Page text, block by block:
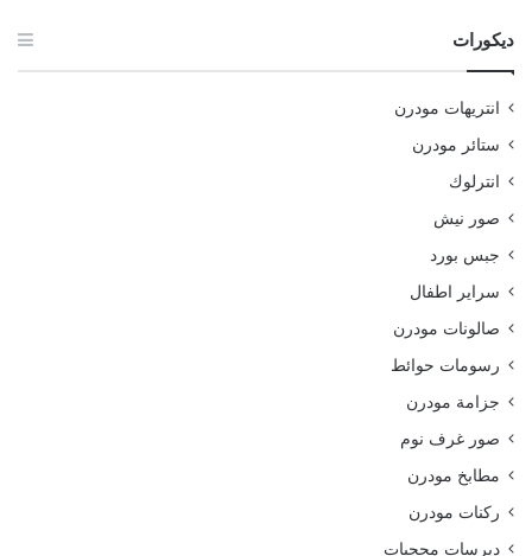
ديكورات
انتريهات مودرن
ستائر مودرن
انترلوك
صور نيش
جبس بورد
سراير اطفال
صالونات مودرن
رسومات حوائط
جزامة مودرن
صور غرف نوم
مطابخ مودرن
ركنات مودرن
ديرسات محجبات